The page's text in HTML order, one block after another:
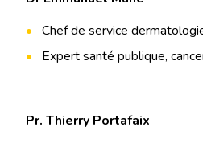
Chef de service
Expert santé publique,
Pr. Thierry Portafaix